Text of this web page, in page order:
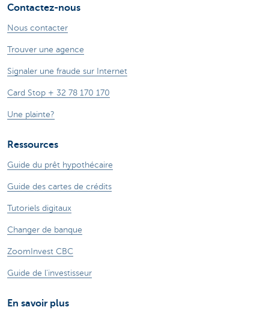
Contactez-nous
Nous contacter
Trouver une agence
Signaler une fraude sur Internet
Card Stop + 32 78 170 170
Une plainte?
Ressources
Guide du prêt hypothécaire
Guide des cartes de crédits
Tutoriels digitaux
Changer de banque
ZoomInvest CBC
Guide de l'investisseur
En savoir plus